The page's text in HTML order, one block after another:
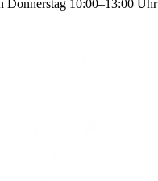
Donnerstag 10:00–13:00 Uhr